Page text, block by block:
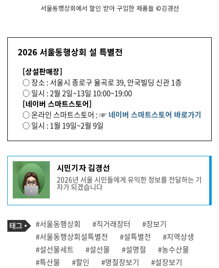
서울동행상회에서 할인 받아 구입한 제품들 ©김경선
2026 서울동행상회 설 특별전
[상설판매장]
○ 장소 : 서울시 종로구 율곡로 39, 안국빌딩 신관 1층
○ 일시 : 2월 2일~13일 10:00~19:00
[네이버 스마트스토어]
○ 온라인 스마트스토어 : ☞ 네이버 스마트스토어 바로가기
○ 일시 : 1월 19일~2월 9일
기
사
성
자
프
필
시민기자 김경선
2026년 서울 시민들에게 유익한 정보를 전달하는 기
자가 되겠습니다
기
사
관
련
태
그
태
그
#서울동행상회 #직거래장터
#장보기
#서울동행상회설특별전
#설특별전
#지역상생
#설선물세트
#설선물 #설명절
#농수산물
#특산물
#할인 #명절장보기 #설장보기